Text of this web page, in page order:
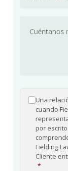
Message *
Consent *
Una
cuando
por
Fielding
Cliente
*